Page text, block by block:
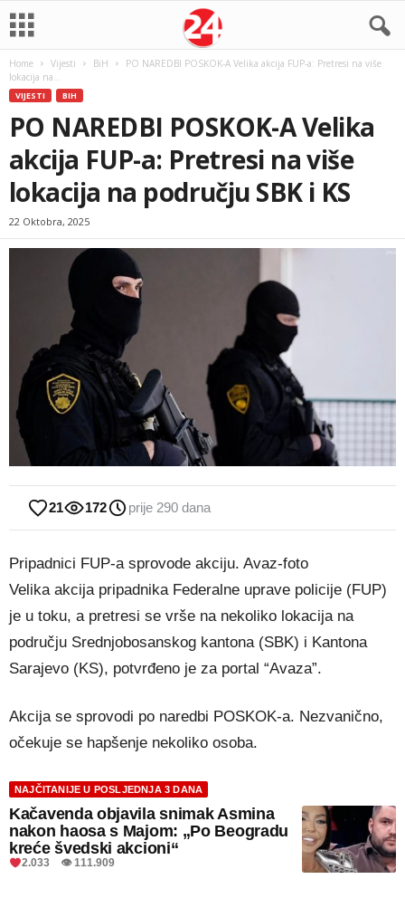
Home Vijesti BiH
PO NAREDBI POSKOK-A Velika akcija FUP-a: Pretresi na više
lokacija na...
VIJESTI BIH
PO NAREDBI POSKOK-A Velika
akcija FUP-a: Pretresi na više
lokacija na području SBK i KS
22 Oktobra, 2025
21 172 prije 290 dana
Pripadnici FUP-a sprovode akciju. Avaz-foto
Velika akcija pripadnika Federalne uprave policije (FUP)
je u toku, a pretresi se vrše na nekoliko lokacija na
području Srednjobosanskog kantona (SBK) i Kantona
Sarajevo (KS), potvrđeno je za portal “Avaza”.
Akcija se sprovodi po naredbi POSKOK-a. Nezvanično,
očekuje se hapšenje nekoliko osoba.
NAJČITANIJE U POSLJEDNJA 3 DANA
Kačavenda objavila snimak Asmina
nakon haosa s Majom: „Po Beogradu
kreće švedski akcioni“
2.033 👁 111.909